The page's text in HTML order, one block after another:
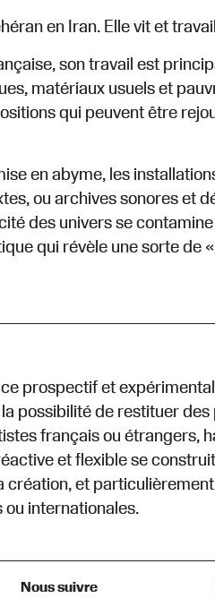
en Iran. Elle vit et
son travail est
matériaux usuels et
qui peuvent être
en abyme, les
ou archives sonores et
des univers se
qui révèle une sorte de
prospectif et
possibilité de restituer
français ou étrangers,
et flexible se
et
ou internationales.
Nous suivre